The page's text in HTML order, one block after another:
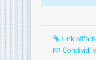
Link
Condividi